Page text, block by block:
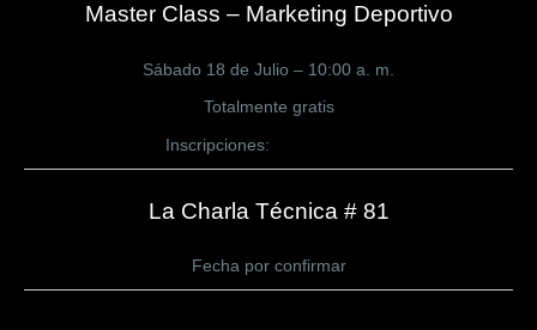
Master Class – Marketing Deportivo
Sábado 18 de Julio – 10:00 a. m.
Totalmente gratis
Inscripciones:
La Charla Técnica # 81
Fecha por confirmar